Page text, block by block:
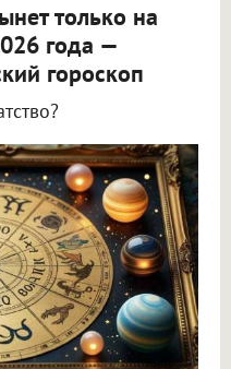
только на
года —
гороскоп